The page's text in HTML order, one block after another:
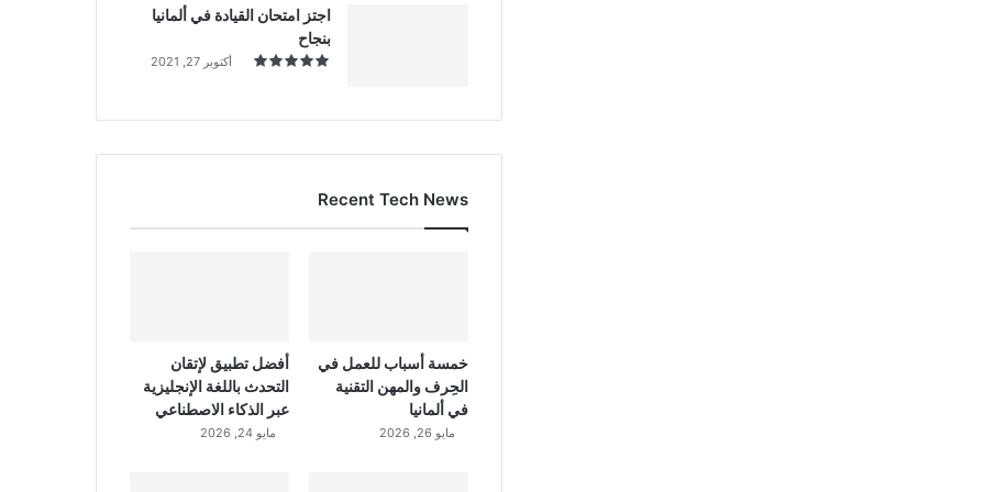
اجتز امتحان القيادة في ألمانيا
بنجاح
أكتوبر 27, 2021
Recent Tech News
خمسة أسباب للعمل في
الحِرف والمهن التقنية
في ألمانيا
مايو 26, 2026
أفضل تطبيق لإتقان
التحدث باللغة الإنجليزية
عبر الذكاء الاصطناعي
مايو 24, 2026